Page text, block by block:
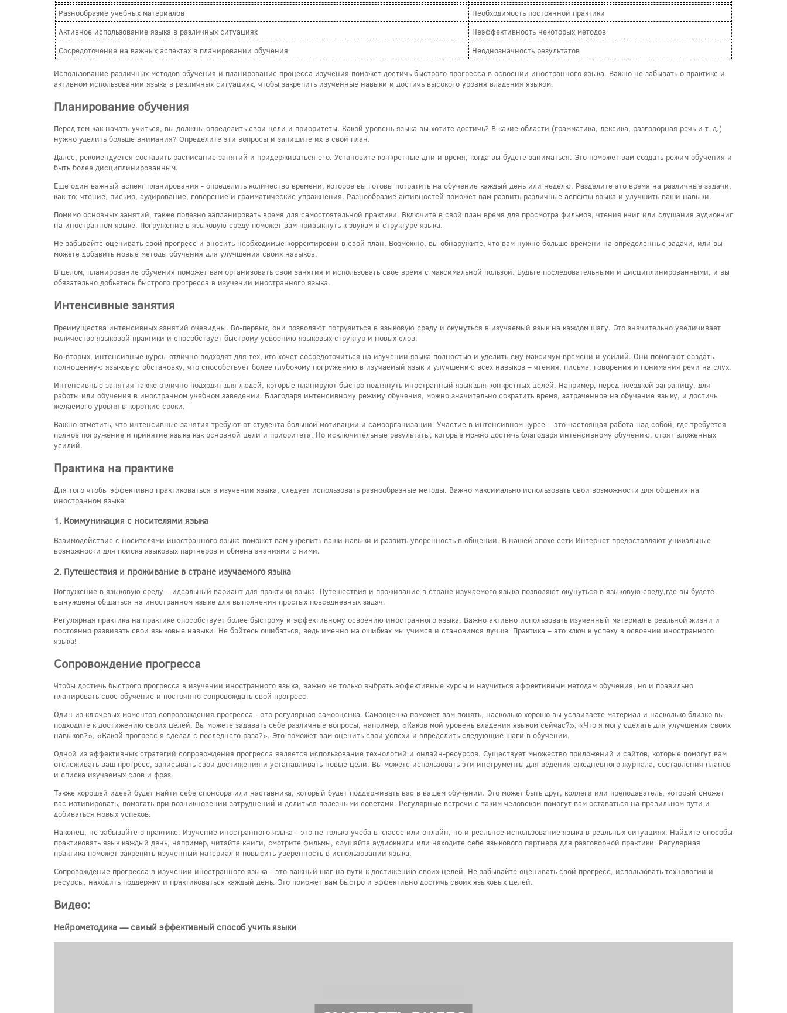
Разнообразие учебных материалов
Необходимость постоянной практики
Активное использование языка в различных ситуациях
Неэффективность некоторых методов
Сосредоточение на важных аспектах в планировании обучения
Неоднозначность результатов
Использование различных методов обучения и планирование процесса изучения поможет достичь быстрого прогресса в освоении иностранного языка. Важно не забывать о практике и
активном использовании языка в различных ситуациях, чтобы закрепить изученные навыки и достичь высокого уровня владения языком.
Планирование обучения
Перед тем как начать учиться, вы должны определить свои цели и приоритеты. Какой уровень языка вы хотите достичь? В какие области (грамматика, лексика, разговорная речь и т. д.)
нужно уделить больше внимания? Определите эти вопросы и запишите их в свой план.
Далее, рекомендуется составить расписание занятий и придерживаться его. Установите конкретные дни и время, когда вы будете заниматься. Это поможет вам создать режим обучения и
быть более дисциплинированным.
Еще один важный аспект планирования - определить количество времени, которое вы готовы потратить на обучение каждый день или неделю. Разделите это время на различные задачи,
как-то: чтение, письмо, аудирование, говорение и грамматические упражнения. Разнообразие активностей поможет вам развить различные аспекты языка и улучшить ваши навыки.
Помимо основных занятий, также полезно запланировать время для самостоятельной практики. Включите в свой план время для просмотра фильмов, чтения книг или слушания аудиокниг
на иностранном языке. Погружение в языковую среду поможет вам привыкнуть к звукам и структуре языка.
Не забывайте оценивать свой прогресс и вносить необходимые корректировки в свой план. Возможно, вы обнаружите, что вам нужно больше времени на определенные задачи, или вы
можете добавить новые методы обучения для улучшения своих навыков.
В целом, планирование обучения поможет вам организовать свои занятия и использовать свое время с максимальной пользой. Будьте последовательными и дисциплинированными, и вы
обязательно добьетесь быстрого прогресса в изучении иностранного языка.
Интенсивные занятия
Преимущества интенсивных занятий очевидны. Во-первых, они позволяют погрузиться в языковую среду и окунуться в изучаемый язык на каждом шагу. Это значительно увеличивает
количество языковой практики и способствует быстрому усвоению языковых структур и новых слов.
Во-вторых, интенсивные курсы отлично подходят для тех, кто хочет сосредоточиться на изучении языка полностью и уделить ему максимум времени и усилий. Они помогают создать
полноценную языковую обстановку, что способствует более глубокому погружению в изучаемый язык и улучшению всех навыков – чтения, письма, говорения и понимания речи на слух.
Интенсивные занятия также отлично подходят для людей, которые планируют быстро подтянуть иностранный язык для конкретных целей. Например, перед поездкой заграницу, для
работы или обучения в иностранном учебном заведении. Благодаря интенсивному режиму обучения, можно значительно сократить время, затраченное на обучение языку, и достичь
желаемого уровня в короткие сроки.
Важно отметить, что интенсивные занятия требуют от студента большой мотивации и самоорганизации. Участие в интенсивном курсе – это настоящая работа над собой, где требуется
полное погружение и принятие языка как основной цели и приоритета. Но исключительные результаты, которые можно достичь благодаря интенсивному обучению, стоят вложенных
усилий.
Практика на практике
Для того чтобы эффективно практиковаться в изучении языка, следует использовать разнообразные методы. Важно максимально использовать свои возможности для общения на
иностранном языке:
1. Коммуникация с носителями языка
Взаимодействие с носителями иностранного языка поможет вам укрепить ваши навыки и развить уверенность в общении. В нашей эпохе сети Интернет предоставляют уникальные
возможности для поиска языковых партнеров и обмена знаниями с ними.
2. Путешествия и проживание в стране изучаемого языка
Погружение в языковую среду – идеальный вариант для практики языка. Путешествия и проживание в стране изучаемого языка позволяют окунуться в языковую среду,где вы будете
вынуждены общаться на иностранном языке для выполнения простых повседневных задач.
Регулярная практика на практике способствует более быстрому и эффективному освоению иностранного языка. Важно активно использовать изученный материал в реальной жизни и
постоянно развивать свои языковые навыки. Не бойтесь ошибаться, ведь именно на ошибках мы учимся и становимся лучше. Практика – это ключ к успеху в освоении иностранного
языка!
Сопровождение прогресса
Чтобы достичь быстрого прогресса в изучении иностранного языка, важно не только выбрать эффективные курсы и научиться эффективным методам обучения, но и правильно
планировать свое обучение и постоянно сопровождать свой прогресс.
Один из ключевых моментов сопровождения прогресса - это регулярная самооценка. Самооценка поможет вам понять, насколько хорошо вы усваиваете материал и насколько близко вы
подходите к достижению своих целей. Вы можете задавать себе различные вопросы, например, «Каков мой уровень владения языком сейчас?», «Что я могу сделать для улучшения своих
навыков?», «Какой прогресс я сделал с последнего раза?». Это поможет вам оценить свои успехи и определить следующие шаги в обучении.
Одной из эффективных стратегий сопровождения прогресса является использование технологий и онлайн-ресурсов. Существует множество приложений и сайтов, которые помогут вам
отслеживать ваш прогресс, записывать свои достижения и устанавливать новые цели. Вы можете использовать эти инструменты для ведения ежедневного журнала, составления планов
и списка изучаемых слов и фраз.
Также хорошей идеей будет найти себе спонсора или наставника, который будет поддерживать вас в вашем обучении. Это может быть друг, коллега или преподаватель, который сможет
вас мотивировать, помогать при возникновении затруднений и делиться полезными советами. Регулярные встречи с таким человеком помогут вам оставаться на правильном пути и
добиваться новых успехов.
Наконец, не забывайте о практике. Изучение иностранного языка - это не только учеба в классе или онлайн, но и реальное использование языка в реальных ситуациях. Найдите способы
практиковать язык каждый день, например, читайте книги, смотрите фильмы, слушайте аудиокниги или находите себе языкового партнера для разговорной практики. Регулярная
практика поможет закрепить изученный материал и повысить уверенность в использовании языка.
Сопровождение прогресса в изучении иностранного языка - это важный шаг на пути к достижению своих целей. Не забывайте оценивать свой прогресс, использовать технологии и
ресурсы, находить поддержку и практиковаться каждый день. Это поможет вам быстро и эффективно достичь своих языковых целей.
Видео:
Нейрометодика — самый эффективный способ учить языки